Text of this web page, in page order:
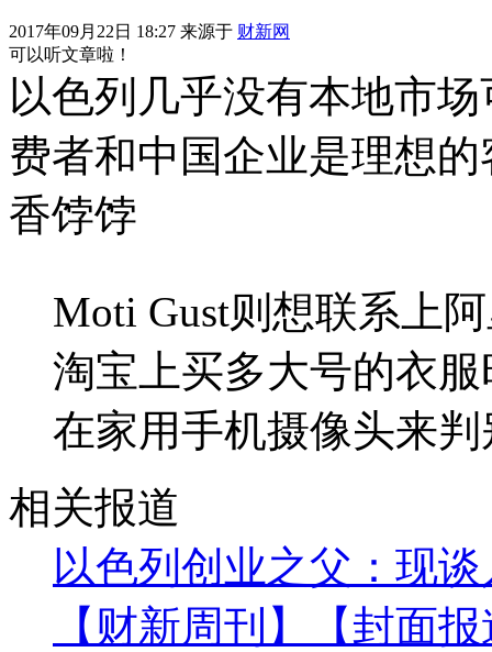
2017年09月22日 18:27 来源于 财新网
可以听文章啦！
以色列几乎没有本地市
费者和中国企业是理想
香饽饽
Moti Gust则想联系上
淘宝上买多大号的衣
在家用手机摄像头来
相关报道
以色列创业之父：现
【财新周刊】【封面